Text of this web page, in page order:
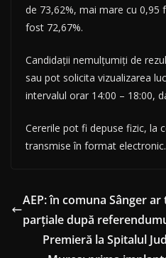
de 73,62%, mai mare cu 0,95
fost 72,67%.
Candidaţii nemulţumiţi de
sau pot solicita vizualizarea
intervalul orar 14:00 – 18:00,
Cererile pot fi depuse fizic, la
transmise în format electronic.
AEP: în comuna Sânger
parțiale după
Premieră la Spitalul